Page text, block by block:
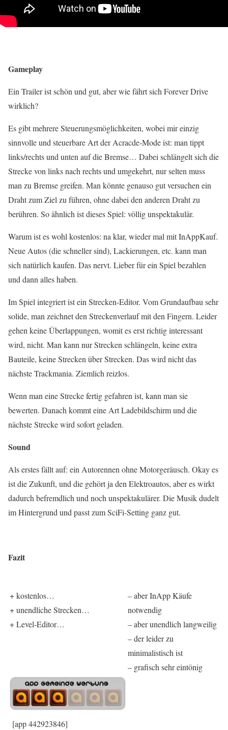
Gameplay
Ein Trailer ist schön und gut, aber wie fährt sich Forever Drive
wirklich?
Es gibt mehrere Steuerungsmöglichkeiten, wobei mir einzig
sinnvolle und steuerbare Art der Acracde-Mode ist: man tippt
links/rechts und unten auf die Bremse… Dabei schlängelt sich die
Strecke von links nach rechts und umgekehrt, nur selten muss
man zu Bremse greifen. Man könnte genauso gut versuchen ein
Draht zum Ziel zu führen, ohne dabei den anderen Draht zu
berühren. So ähnlich ist dieses Spiel: völlig unspektakulär.
Warum ist es wohl kostenlos: na klar, wieder mal mit InAppKauf.
Neue Autos (die schneller sind), Lackierungen, etc. kann man
sich natürlich kaufen. Das nervt. Lieber für ein Spiel bezahlen
und dann alles haben.
Im Spiel integriert ist ein Strecken-Editor. Vom Grundaufbau sehr
solide, man zeichnet den Streckenverlauf mit den Fingern. Leider
gehen keine Überlappungen, womit es erst richtig interessant
wird, nicht. Man kann nur Strecken schlängeln, keine extra
Bauteile, keine Strecken über Strecken. Das wird nicht das
nächste Trackmania. Ziemlich reizlos.
Wenn man eine Strecke fertig gefahren ist, kann man sie
bewerten. Danach kommt eine Art Ladebildschirm und die
nächste Strecke wird sofort geladen.
Sound
Als erstes fällt auf: ein Autorennen ohne Motorgeräusch. Okay es
ist die Zukunft, und die gehört ja den Elektroautos, aber es wirkt
dadurch befremdlich und noch unspektakulärer. Die Musik dudelt
im Hintergrund und passt zum SciFi-Setting ganz gut.
Fazit
+ kostenlos…
+ unendliche Strecken…
+ Level-Editor…
– aber InApp Käufe
notwendig
– aber unendlich langweilig
– der leider zu
minimalistisch ist
– grafisch sehr eintönig
[app 442923846]